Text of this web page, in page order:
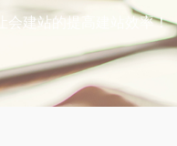
会建站的提高建站效率！